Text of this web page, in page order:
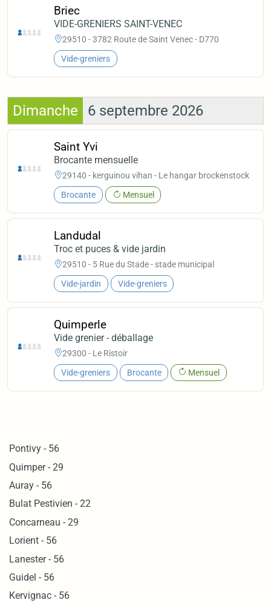
Briec
VIDE-GRENIERS SAINT-VENEC
29510 - 3782 Route de Saint Venec - D770
Vide-greniers
Dimanche 6 septembre 2026
Saint Yvi
Brocante mensuelle
29140 - kerguinou vihan - Le hangar brockenstock
Brocante Mensuel
Landudal
Troc et puces & vide jardin
29510 - 5 Rue du Stade - stade municipal
Vide-jardin Vide-greniers
Quimperle
Vide grenier - déballage
29300 - Le Ristoir
Vide-greniers Brocante Mensuel
Pontivy - 56
Quimper - 29
Auray - 56
Bulat Pestivien - 22
Concarneau - 29
Lorient - 56
Lanester - 56
Guidel - 56
Kervignac - 56